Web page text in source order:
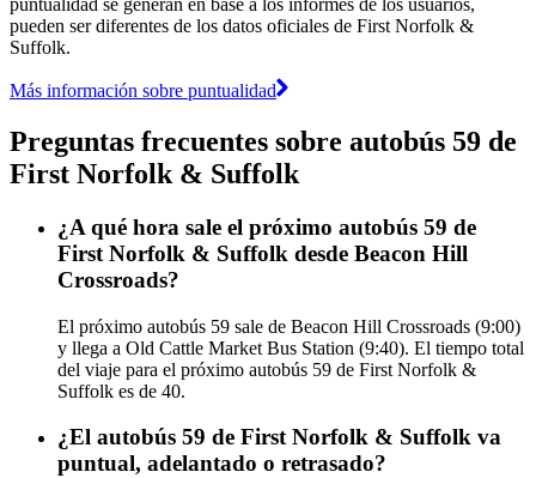
puntualidad se generan en base a los informes de los usuarios,
pueden ser diferentes de los datos oficiales de First Norfolk &
Suffolk.
Más información sobre puntualidad
Preguntas frecuentes sobre autobús 59 de
First Norfolk & Suffolk
¿A qué hora sale el próximo autobús 59 de
First Norfolk & Suffolk desde Beacon Hill
Crossroads?
El próximo autobús 59 sale de Beacon Hill Crossroads (9:00)
y llega a Old Cattle Market Bus Station (9:40). El tiempo total
del viaje para el próximo autobús 59 de First Norfolk &
Suffolk es de 40.
¿El autobús 59 de First Norfolk & Suffolk va
puntual, adelantado o retrasado?